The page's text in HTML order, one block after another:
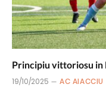
Principiu vittoriosu in
19/10/2025 AC AIACCIU